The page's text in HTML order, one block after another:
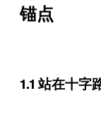
锚点
1.1 站在十字